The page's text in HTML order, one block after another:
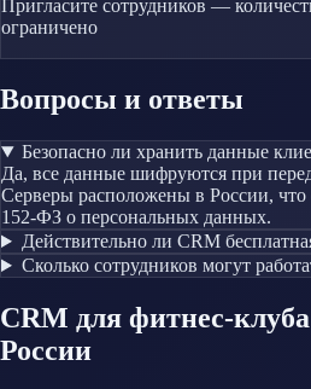
Пригласите сотрудников —
ограничено
Вопросы и ответы
Безопасно ли хранить данные
Да, все данные шифруются при
Серверы расположены в России, что
152-ФЗ о персональных данных.
Действительно ли CRM
Сколько сотрудников могут
CRM для фитнес-клуба
России